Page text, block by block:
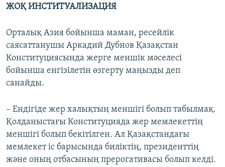
ЖОҚ ИНСТИТУАЛИЗАЦИЯ
Орталық Азия бойынша маман, ресейлік
саясаттанушы Аркадий Дубнов Қазақстан
Конституциясында жерге меншік мәселесі
бойынша енгізілетін өзгерту маңызды деп
санайды.
– Ендігіде жер халықтың меншігі болып табылмақ.
Қолданыстағы Конституцияда жер мемлекеттің
меншігі болып бекітілген. Ал Қазақстандағы
мемлекет іс барысында биліктің, президенттің
және оның отбасының прерогативасы болып келді.